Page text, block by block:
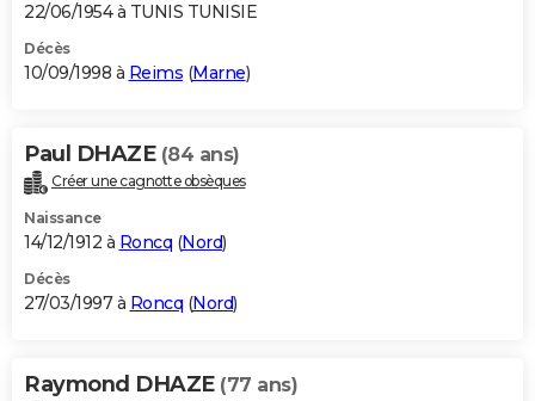
22/06/1954 à TUNIS TUNISIE
Décès
10/09/1998 à Reims (Marne)
Paul DHAZE (84 ans)
Créer une cagnotte obsèques
Naissance
14/12/1912 à Roncq (Nord)
Décès
27/03/1997 à Roncq (Nord)
Raymond DHAZE (77 ans)